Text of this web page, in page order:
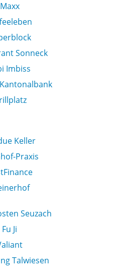
Maxx
Sonneck
Imbiss
Keller
Praxis
Seuzach
Fu Ji
Talwiesen